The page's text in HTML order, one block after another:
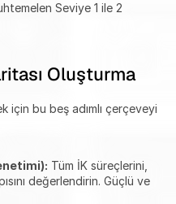
Seviye 1 ile 2
Oluşturma
için bu beş adımlı çerçeveyi
Tüm İK süreçlerini,
değerlendirin. Güçlü ve